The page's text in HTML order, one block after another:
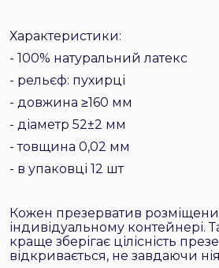
Характеристики:
- 100% натуральний латекс
- рельєф: пухирці
- довжина ≥160 мм
- діаметр 52±2 мм
- товщина 0,02 мм
- в упаковці 12 шт
Кожен презерватив
індивідуальному контейнері.
краще зберігає цілісність
відкривається, не завдаючи